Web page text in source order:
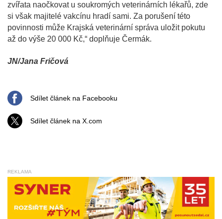
zvířata naočkovat u soukromých veterinárních lékařů, zde
si však majitelé vakcínu hradí sami. Za porušení této
povinnosti může Krajská veterinární správa uložit pokutu
až do výše 20 000 Kč,“ doplňuje Čermák.
JN/Jana Fričová
Sdílet článek na Facebooku
Sdílet článek na X.com
REKLAMA